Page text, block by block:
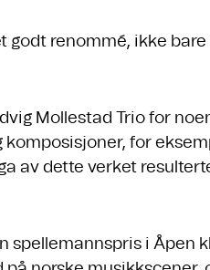
godt renommé, ikke
Mollestad Trio for
for
av dette verket
spellemannspris i Åpen